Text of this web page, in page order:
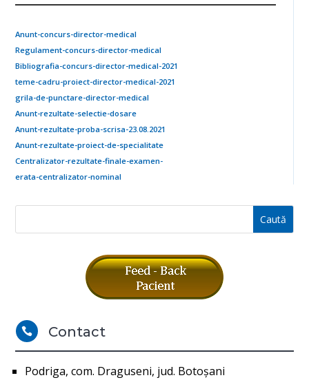
Anunt-concurs-director-medical
Regulament-concurs-director-medical
Bibliografia-concurs-director-medical-2021
teme-cadru-proiect-director-medical-2021
grila-de-punctare-director-medical
Anunt-rezultate-selectie-dosare
Anunt-rezultate-proba-scrisa-23.08.2021
Anunt-rezultate-proiect-de-specialitate
Centralizator-rezultate-finale-examen-
erata-centralizator-nominal
 Contact
Podriga, com. Draguseni, jud. Botoşani